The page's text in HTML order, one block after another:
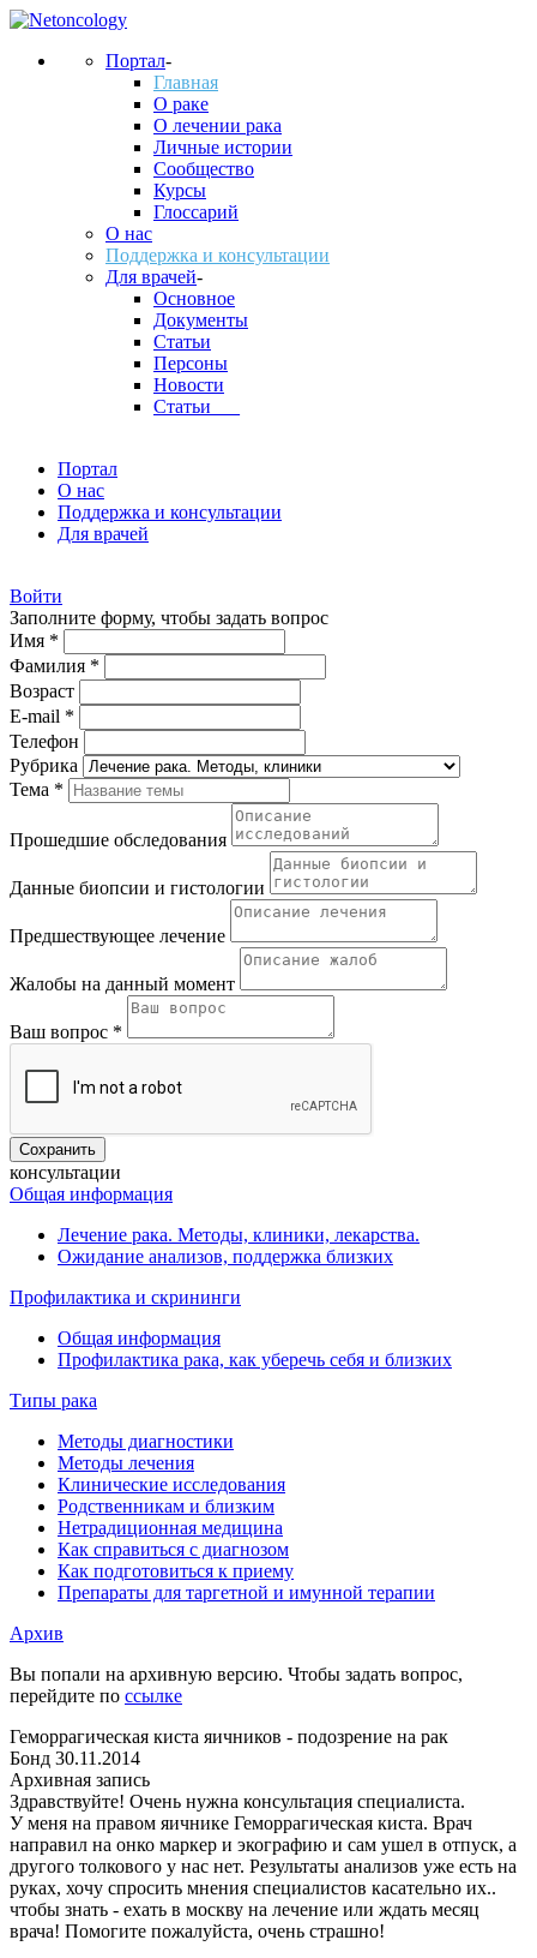
Портал-
Главная
О раке
О лечении рака
Личные истории
Сообщество
Курсы
Глоссарий
О нас
Поддержка и консультации
Для врачей-
Основное
Документы
Статьи
Персоны
Новости
Статьи___
Портал
О нас
Поддержка и консультации
Для врачей
Войти
Заполните форму, чтобы задать вопрос
Имя *
Фамилия *
Возраст
E-mail *
Телефон
Рубрика
Тема *
Прошедшие обследования
Данные биопсии и гистологии
Предшествующее лечение
Жалобы на данный момент
Ваш вопрос *
консультации
Общая информация
Лечение рака. Методы, клиники, лекарства.
Ожидание анализов, поддержка близких
Профилактика и скрининги
Общая информация
Профилактика рака, как уберечь себя и близких
Типы рака
Методы диагностики
Методы лечения
Клинические исследования
Родственникам и близким
Нетрадиционная медицина
Как справиться с диагнозом
Как подготовиться к приему
Препараты для таргетной и имунной терапии
Архив
Вы попали на архивную версию. Чтобы задать вопрос,
перейдите по ссылке
Геморрагическая киста яичников - подозрение на рак
Бонд 30.11.2014
Архивная запись
Здравствуйте! Очень нужна консультация специалиста.
У меня на правом яичнике Геморрагическая киста. Врач
направил на онко маркер и экографию и сам ушел в отпуск, а
другого толкового у нас нет. Результаты анализов уже есть на
руках, хочу спросить мнения специалистов касательно их..
чтобы знать - ехать в москву на лечение или ждать месяц
врача! Помогите пожалуйста, очень страшно!